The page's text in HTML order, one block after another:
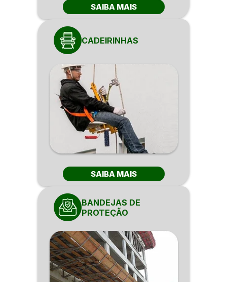
SAIBA MAIS
CADEIRINHAS
SAIBA MAIS
BANDEJAS DE
PROTEÇÃO